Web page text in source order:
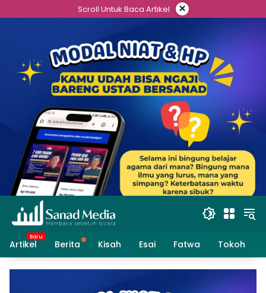
to
Scroll Untuk Baca Artikel ×
Artikel Berita Kisah Esai Fatwa Tokoh